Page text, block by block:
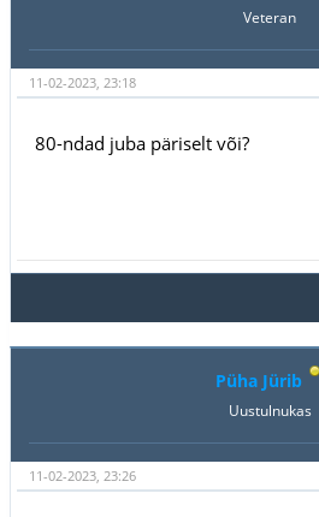
Veteran
11-02-2023, 23:18
80-ndad juba päriselt või?
Püha Jürib
Uustulnukas
11-02-2023, 23:26